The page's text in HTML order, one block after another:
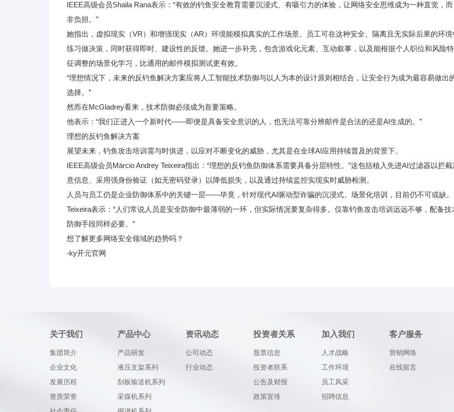
IEEE高级会员Shaila Rana表示：“有效的钓鱼安全教育需要沉浸式、有吸引力的体验，让网络安全思维成为一种直觉，而
非负担。”
她指出，虚拟现实（VR）和增强现实（AR）环境能模拟真实的工作场景。员工可在这种安全、隔离且无实际后果的环境
练习做决策，同时获得即时、建设性的反馈。她进一步补充，包含游戏化元素、互动叙事，以及能根据个人职位和风险特
征调整的场景化学习，比通用的邮件模拟测试更有效。
“理想情况下，未来的反钓鱼解决方案应将人工智能技术防御与以人为本的设计原则相结合，让安全行为成为最容易做出
选择。”
然而在McGladrey看来，技术防御必须成为首要策略。
他表示：“我们正进入一个新时代——即便是具备安全意识的人，也无法可靠分辨邮件是合法的还是AI生成的。”
理想的反钓鱼解决方案
展望未来，钓鱼攻击培训需与时俱进，以应对不断变化的威胁，尤其是在全球AI应用持续普及的背景下。
IEEE高级会员Márcio Andrey Teixeira指出：“理想的反钓鱼防御体系需要具备分层特性。”这包括植入先进AI过滤器以拦
意信息、采用强身份验证（如无密码登录）以降低损失，以及通过持续监控实现实时威胁检测。
人员与员工仍是企业防御体系中的关键一层——毕竟，针对现代AI驱动型诈骗的沉浸式、场景化培训，目前仍不可或缺。
Teixeira表示：“人们常说人员是安全防御中最薄弱的一环，但实际情况要复杂得多。仅靠钓鱼攻击培训远远不够，配备技
防御手段同样必要。”
想了解更多网络安全领域的趋势吗？
-ky开元官网
关于我们
集团简介
企业文化
发展历程
资质荣誉
产品中心
产品研发
液压支架系列
刮板输送机系列
采煤机系列
资讯动态
公司动态
行业动态
投资者关系
股票信息
投资者联系
公告及财报
政策宣传
加入我们
人才战略
工作环境
员工风采
招聘信息
客户服务
营销网络
在线留言